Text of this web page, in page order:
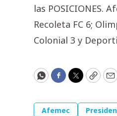
las POSICIONES.
Recoleta FC 6;
Colonial 3 y
WhatsApp
Facebook
Twitter
Copy
Afemec